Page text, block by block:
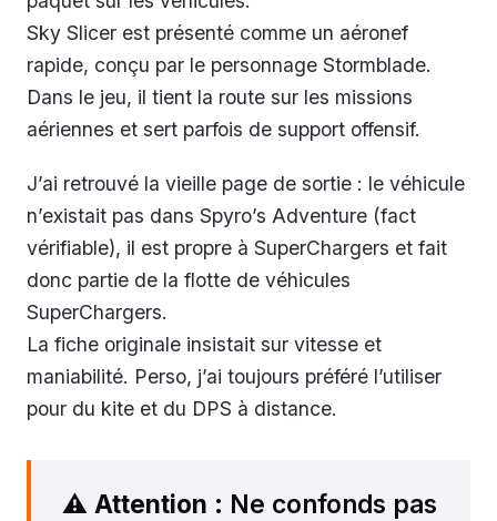
Sky Slicer est présenté comme un aéronef
rapide, conçu par le personnage Stormblade.
Dans le jeu, il tient la route sur les missions
aériennes et sert parfois de support offensif.
J’ai retrouvé la vieille page de sortie : le véhicule
n’existait pas dans Spyro’s Adventure (fact
vérifiable), il est propre à SuperChargers et fait
donc partie de la flotte de véhicules
SuperChargers.
La fiche originale insistait sur vitesse et
maniabilité. Perso, j’ai toujours préféré l’utiliser
pour du kite et du DPS à distance.
⚠️ Attention : Ne confonds pas